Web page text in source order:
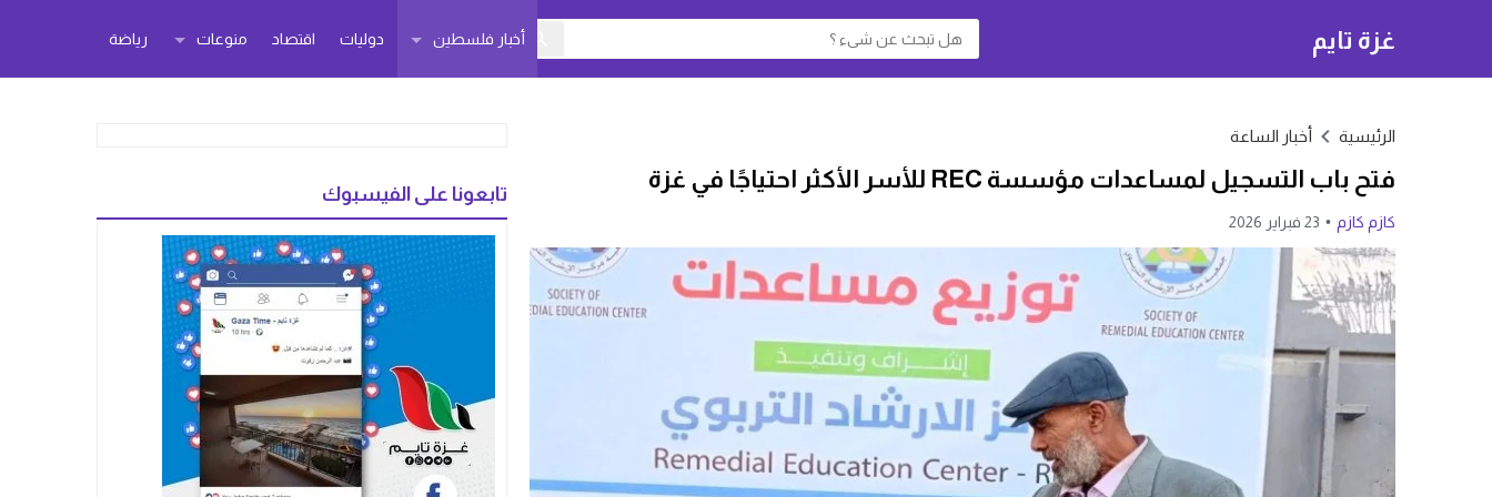
غزة تايم أخبار فلسطين دوليات اقتصاد منوعات رياضة
الرئيسية أخبار الساعة
فتح باب التسجيل لمساعدات مؤسسة REC للأسر الأكثر احتياجًا في غزة
كازم كازم 23 فبراير 2026
تابعونا على الفيسبوك